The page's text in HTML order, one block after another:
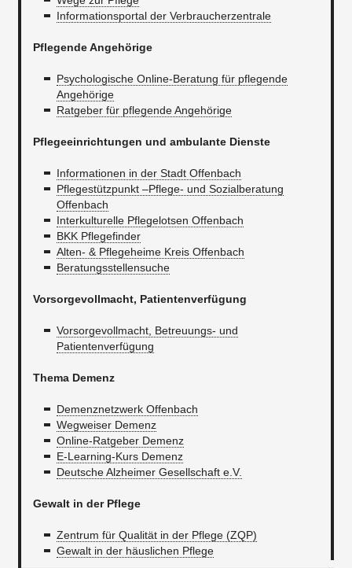
Informationsportal der Verbraucherzentrale
Pflegende Angehörige
Psychologische Online-Beratung für pflegende
Angehörige
Ratgeber für pflegende Angehörige
Pflegeeinrichtungen und ambulante Dienste
Informationen in der Stadt Offenbach
Pflegestützpunkt –Pflege- und Sozialberatung
Offenbach
Interkulturelle Pflegelotsen Offenbach
BKK Pflegefinder
Alten- & Pflegeheime Kreis Offenbach
Beratungsstellensuche
Vorsorgevollmacht, Patientenverfügung
Vorsorgevollmacht, Betreuungs- und
Patientenverfügung
Thema Demenz
Demenznetzwerk Offenbach​
Wegweiser Demenz
Online-Ratgeber Demenz
E-Learning-Kurs Demenz
Deutsche Alzheimer Gesellschaft e.V.
Gewalt in der Pflege
Zentrum für Qualität in der Pflege (ZQP)
Gewalt in der häuslichen Pflege